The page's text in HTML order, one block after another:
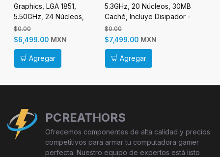
Graphics, LGA 1851,
5.50GHz, 24 Núcleos,
36MB Caché, No incluye
Disipador - Ultra Series 2
Arrow Lake
$0.00
$6,499.00 MXN
Agregar
5.3GHz, 20 Núcleos, 30MB
Caché, Incluye Disipador -
Ultra Series 2 Arrow Lake
$0.00
$7,499.00 MXN
Agregar
PCREATHORS
Ofrecemos componentes de alta calidad y precios
competitivos para armar tu computadora gamer
perfecta. Nuestro equipo de expertos está listo